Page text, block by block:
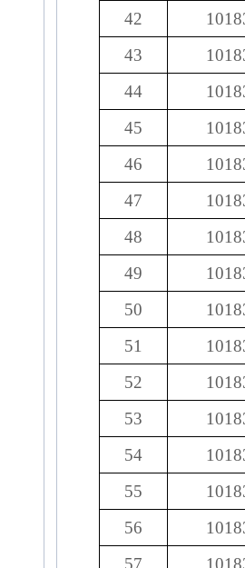
42
43
44
45
46
47
48
49
50
51
52
53
54
55
56
57